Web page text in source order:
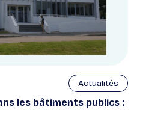
Actualités
les bâtiments publics :